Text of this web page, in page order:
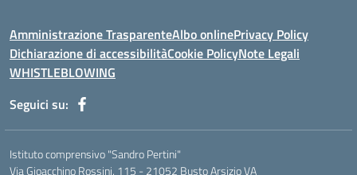
Amministrazione TrasparenteAlbo onlinePrivacy Policy
Dichiarazione di accessibilitàCookie PolicyNote Legali
WHISTLEBLOWING
Seguici su:
Istituto comprensivo "Sandro Pertini"
Via Gioacchino Rossini. 115 - 21052 Busto Arsizio VA